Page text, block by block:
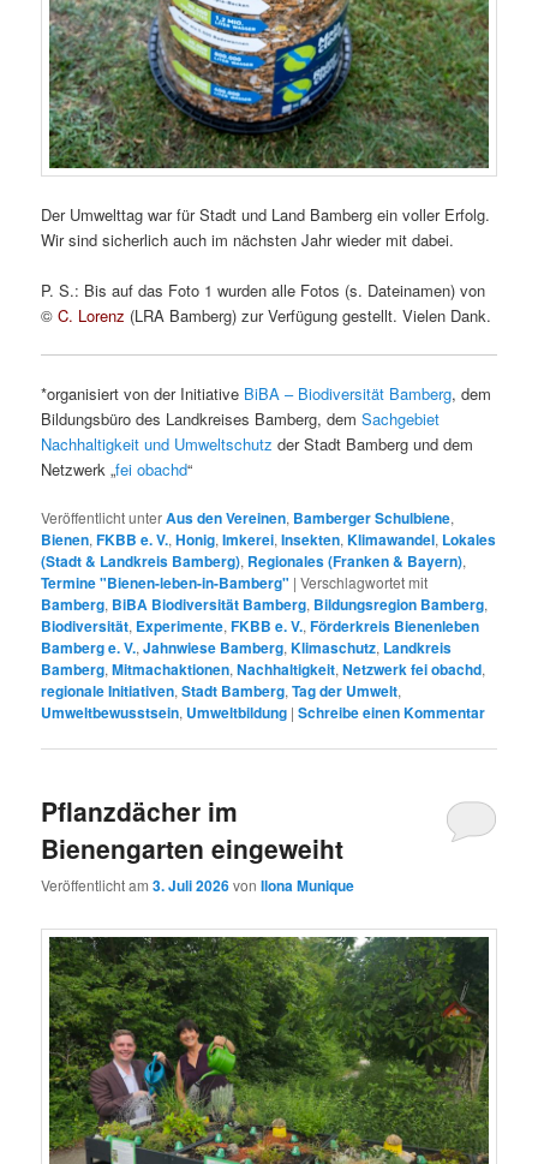
Der Umwelttag war für Stadt und Land Bamberg ein voller Erfolg.
Wir sind sicherlich auch im nächsten Jahr wieder mit dabei.
P. S.: Bis auf das Foto 1 wurden alle Fotos (s. Dateinamen) von
©C. Lorenz (LRA Bamberg) zur Verfügung gestellt. Vielen Dank.
*organisiert von der Initiative BiBA – Biodiversität Bamberg, dem
Bildungsbüro des Landkreises Bamberg, demSachgebiet
Nachhaltigkeit und Umweltschutz der Stadt Bamberg und dem
Netzwerk „fei obachd“
Veröffentlicht unterAus den Vereinen, Bamberger Schulbiene,
Bienen,FKBB e. V.,Honig,Imkerei,Insekten,Klimawandel, Lokales
(Stadt & Landkreis Bamberg), Regionales (Franken & Bayern),
Termine "Bienen-leben-in-Bamberg" |Verschlagwortet mit
Bamberg, BiBA Biodiversität Bamberg, Bildungsregion Bamberg,
Biodiversität, Experimente,FKBB e. V.,Förderkreis Bienenleben
Bamberg e. V.,Jahnwiese Bamberg,Klimaschutz, Landkreis
Bamberg,Mitmachaktionen,Nachhaltigkeit,Netzwerk fei obachd,
regionale Initiativen,Stadt Bamberg,Tag der Umwelt,
Umweltbewusstsein, Umweltbildung |Schreibe einen Kommentar
Pflanzdächer im
Bienengarten eingeweiht
Veröffentlicht am3. Juli 2026vonIlona Munique